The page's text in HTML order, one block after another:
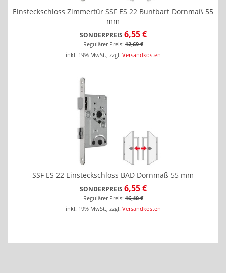
Einsteckschloss Zimmertür SSF ES 22 Buntbart Dornmaß 55
mm
SONDERPREIS 6,55 €
Regulärer Preis: 12,69 €
inkl. 19% MwSt., zzgl. Versandkosten
SSF ES 22 Einsteckschloss BAD Dornmaß 55 mm
SONDERPREIS 6,55 €
Regulärer Preis: 16,40 €
inkl. 19% MwSt., zzgl. Versandkosten